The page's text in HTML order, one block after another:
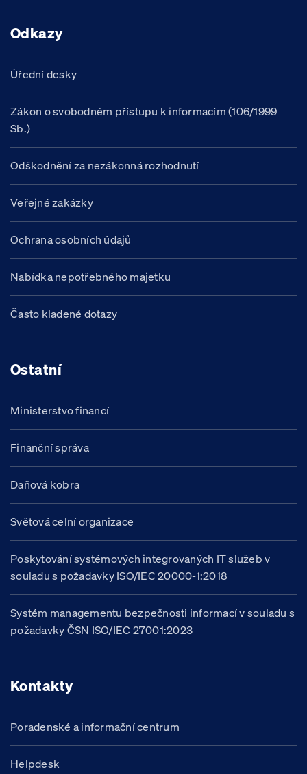
Odkazy
Úřední desky
Zákon o svobodném přístupu k informacím (106/1999
Sb.)
Odškodnění za nezákonná rozhodnutí
Veřejné zakázky
Ochrana osobních údajů
Nabídka nepotřebného majetku
Často kladené dotazy
Ostatní
Ministerstvo financí
Finanční správa
Daňová kobra
Světová celní organizace
Poskytování systémových integrovaných IT služeb v
souladu s požadavky ISO/IEC 20000-1:2018
Systém managementu bezpečnosti informací v souladu s
požadavky ČSN ISO/IEC 27001:2023
Kontakty
Poradenské a informační centrum
Helpdesk